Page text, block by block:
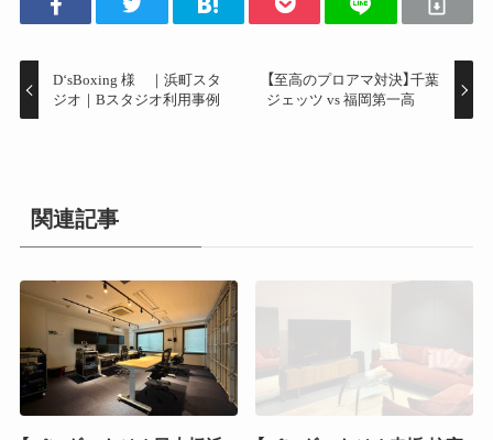
D‘sBoxing 様 ｜浜町スタ
ジオ｜Bスタジオ利用事例
【至高のプロアマ対決】千葉
ジェッツ vs 福岡第一高
関連記事